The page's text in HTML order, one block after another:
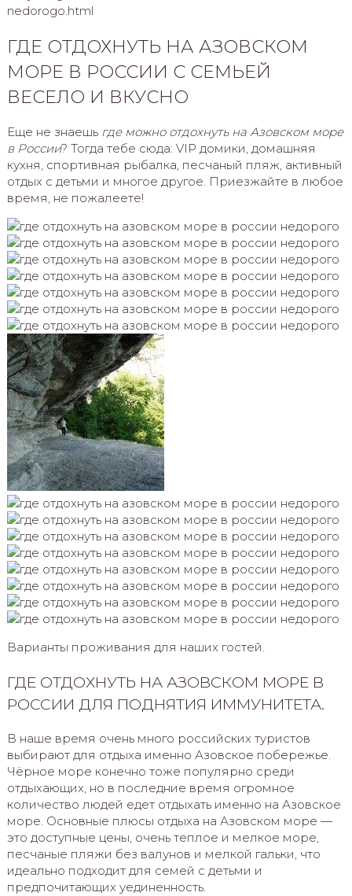
nedorogo.html
ГДЕ ОТДОХНУТЬ НА АЗОВСКОМ
МОРЕ В РОССИИ С СЕМЬЕЙ
ВЕСЕЛО И ВКУСНО
Еще не знаешь где можно отдохнуть на Азовском море
в России? Тогда тебе сюда: VIP домики, домашняя
кухня, спортивная рыбалка, песчаный пляж, активный
отдых с детьми и многое другое. Приезжайте в любое
время, не пожалеете!
Варианты проживания для наших гостей.
ГДЕ ОТДОХНУТЬ НА АЗОВСКОМ МОРЕ В
РОССИИ ДЛЯ ПОДНЯТИЯ ИММУНИТЕТА.
В наше время очень много российских туристов
выбирают для отдыха именно Азовское побережье.
Чёрное море конечно тоже популярно среди
отдыхающих, но в последние время огромное
количество людей едет отдыхать именно на Азовское
море. Основные плюсы отдыха на Азовском море —
это доступные цены, очень теплое и мелкое море,
песчаные пляжи без валунов и мелкой гальки, что
идеально подходит для семей с детьми и
предпочитающих уединенность.